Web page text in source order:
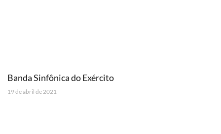
Banda Sinfônica do Exército
19 de abril de 2021